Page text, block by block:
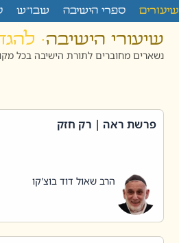
שיעורים ספרי הישיבה שבו”ש
שיעורי הישיבה·
נשארים מחוברים לתורת הישיבה בכל
פרשת ראה | רק חזק
הרב שאול דוד בוצ'קו